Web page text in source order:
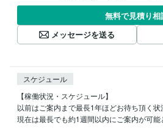
無料で見積り相
メッセージを送る
スケジュール
【稼働状況・スケジュール】
以前はご案内まで最長1年ほどお待ち頂く状
現在は最長でも約1週間以内にご案内が可能